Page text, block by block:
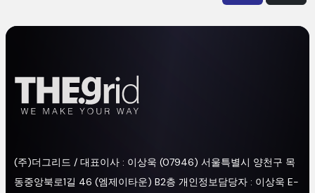
(주)더그리드/대표이사:이상욱 (07946)서울특별시양천구목
동중앙북로1길46(엠제이타운)B2층 개인정보담당자:이상욱 E-